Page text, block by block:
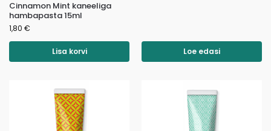
Cinnamon Mint kaneeliga
hambapasta 15ml
1,80 €
Lisa korvi Loe edasi